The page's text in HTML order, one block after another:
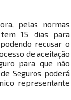
pelas normas
15 dias para
recusar o
de aceitação
para que não
Seguros poderá
representante